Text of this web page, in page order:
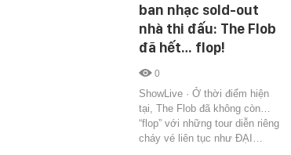
ban nhạc sold-out
nhà thi đấu: The Flob
đã hết… flop!
0
ShowLive · Ở thời điểm hiện
tại, The Flob đã không còn…
“flop” với những tour diễn riêng
cháy vé liên tục như ĐẠI…